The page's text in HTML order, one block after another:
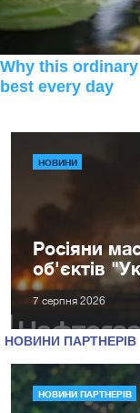
НОВИНИ
Росіяни
об'єктів
7 серпня 2026